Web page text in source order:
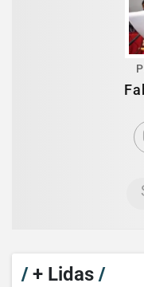
/+ Lidas /